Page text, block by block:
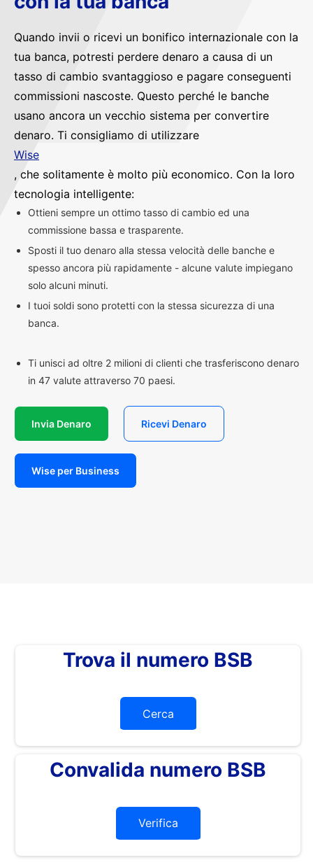
Quando invii o ricevi un bonifico internazionale con la
tua banca, potresti perdere denaro a causa di un
tasso di cambio svantaggioso e pagare conseguenti
commissioni nascoste. Questo perché le banche
usano ancora un vecchio sistema per convertire
denaro. Ti consigliamo di utilizzare
Wise
, che solitamente è molto più economico. Con la loro
tecnologia intelligente:
Ottieni sempre un ottimo tasso di cambio ed una
commissione bassa e trasparente.
Sposti il tuo denaro alla stessa velocità delle banche e
spesso ancora più rapidamente - alcune valute impiegano
solo alcuni minuti.
I tuoi soldi sono protetti con la stessa sicurezza di una
banca.
Ti unisci ad oltre 2 milioni di clienti che trasferiscono denaro
in 47 valute attraverso 70 paesi.
Invia Denaro Ricevi Denaro
Wise per Business
Trova il numero BSB
Cerca
Convalida numero BSB
Verifica